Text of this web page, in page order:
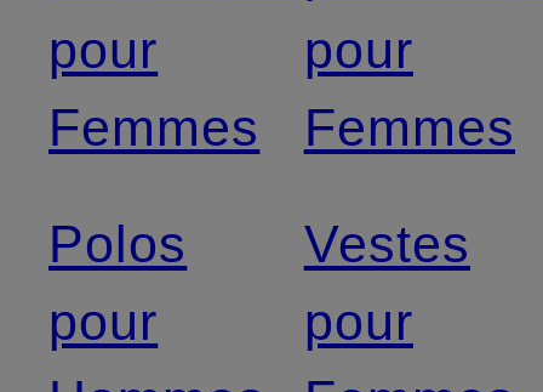
pour
Femmes
Polos
pour
pour
Femmes
Vestes
pour